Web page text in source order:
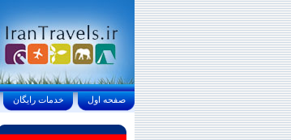
خدمات رايگان صفحه اول